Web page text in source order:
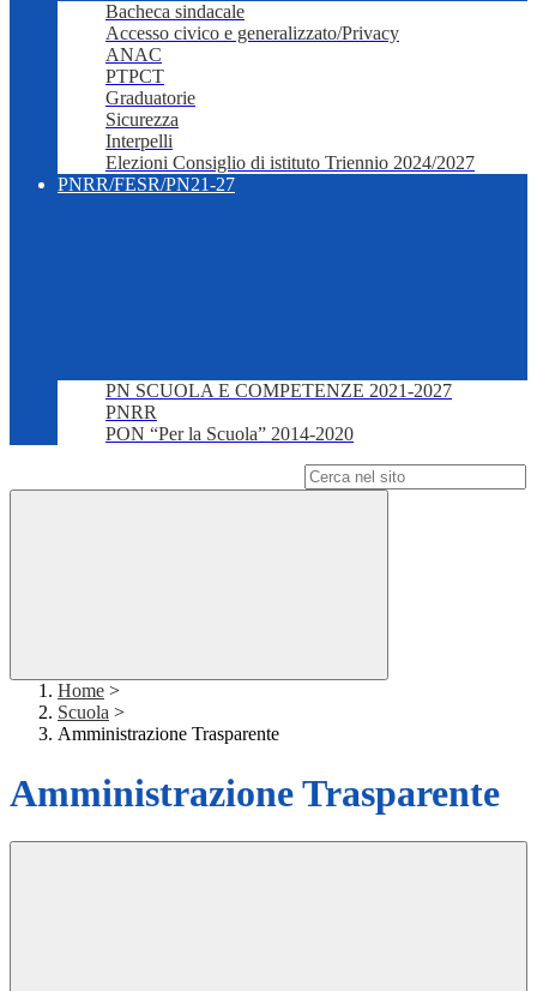
Bacheca sindacale
Accesso civico e generalizzato/Privacy
ANAC
PTPCT
Graduatorie
Sicurezza
Interpelli
Elezioni Consiglio di istituto Triennio 2024/2027
PNRR/FESR/PN21-27
PN SCUOLA E COMPETENZE 2021-2027
PNRR
PON “Per la Scuola” 2014-2020
Home >
Scuola >
Amministrazione Trasparente
Amministrazione Trasparente